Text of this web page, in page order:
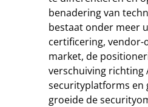
benadering van
bestaat onder meer
certificering, vendor-
market, de
verschuiving richting
securityplatforms en
groeide de